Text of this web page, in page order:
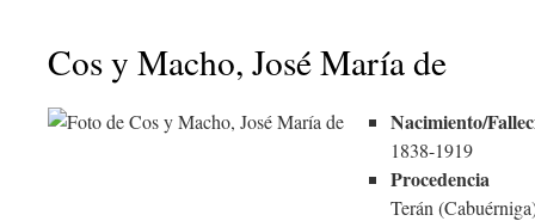
Cos y Macho, José María de
Nacimiento/
1838-1919
Procedencia
Terán